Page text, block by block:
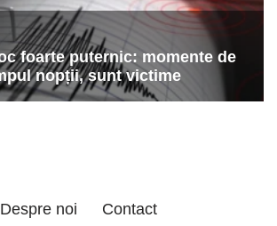
Despre noi Contact